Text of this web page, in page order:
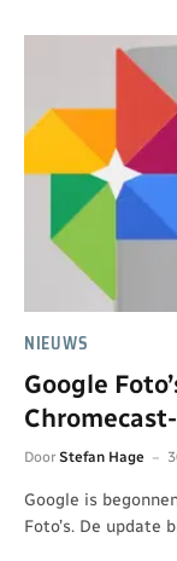
NIEUWS
Google
Door Stefan Hage
Google is
Foto’s. De update